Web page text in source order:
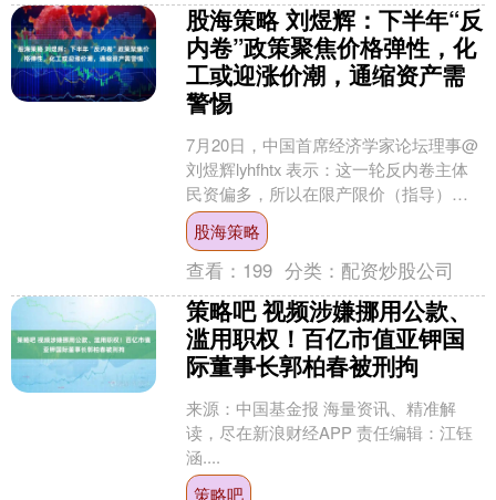
股海策略 刘煜辉：下半年“反
内卷”政策聚焦价格弹性，化
工或迎涨价潮，通缩资产需
警惕
7月20日，中国首席经济学家论坛理事@
刘煜辉lyhfhtx 表示：这一轮反内卷主体
民资偏多，所以在限产限价（指导）的
同时，会更强调运用市场手段，所以化
工产品可能....
股海策略
查看： 199 分类： 配资炒股公司
策略吧 视频涉嫌挪用公款、
滥用职权！百亿市值亚钾国
际董事长郭柏春被刑拘
来源：中国基金报 海量资讯、精准解
读，尽在新浪财经APP 责任编辑：江钰
涵....
策略吧